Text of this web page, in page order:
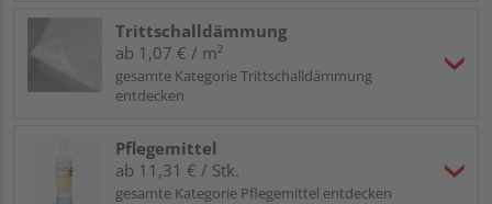
Trittschalldämmung
ab 1,07 € / m²
gesamte Kategorie Trittschalldämmung
entdecken
Pflegemittel
ab 11,31 € / Stk.
gesamte Kategorie Pflegemittel entdecken